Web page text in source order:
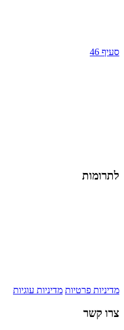
סעיף 46
לתרומות
מדיניות פרטיות מדיניות עוגיות
צרו קשר